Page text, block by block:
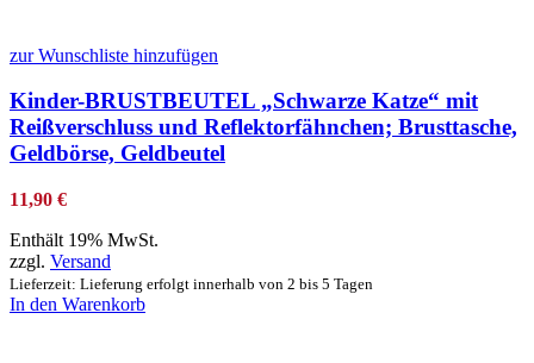
zur Wunschliste hinzufügen
Kinder-BRUSTBEUTEL „Schwarze Katze“ mit
Reißverschluss und Reflektorfähnchen; Brusttasche,
Geldbörse, Geldbeutel
11,90 €
Enthält 19% MwSt.
zzgl. Versand
Lieferzeit: Lieferung erfolgt innerhalb von 2 bis 5 Tagen
In den Warenkorb